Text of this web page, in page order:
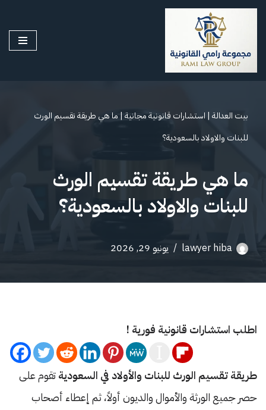
إلى
بيت العدالة | استشارات قانونية مجانية | ما هي طريقة تقسيم الورث
للبنات والاولاد بالسعودية؟
ما هي طريقة تقسيم الورث
للبنات والاولاد بالسعودية؟
lawyer hiba يونيو 29, 2026
اطلب استشارات قانونية فورية !
طريقة تقسيم الورث للبنات والأولاد في السعوديةتقوم على
حصر جميع الورثة والأموال والديون أولاً، ثم إعطاء أصحاب